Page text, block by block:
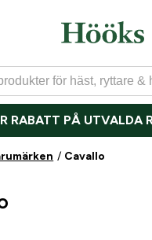
RABATT PÅ UTVALDA
Cavallo